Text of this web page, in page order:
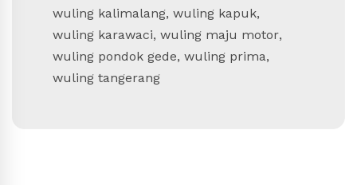
wuling kalimalang, wuling kapuk,
wuling karawaci, wuling maju motor,
wuling pondok gede, wuling prima,
wuling tangerang